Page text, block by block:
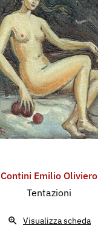
Contini Emilio Oliviero
Tentazioni
Visualizza scheda